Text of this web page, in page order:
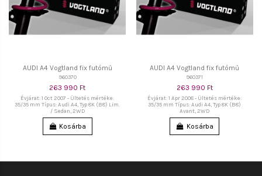
AUDI A4 Vogtland fix futómű
960370
263 990 Ft
Évjárat: 1 Oct 2007 - Ültetés mértéke:
35/35 mm Típus: Audi A4, Typ 8K (B8) Lim.
/ Sedan, 2WD
Kosárba
AUDI A4 Vogtland fix futómű
960371
263 990 Ft
Évjárat: 1 Apr 2008 - Ültetés mértéke:
35/35 mm Típus: Audi A4, Typ 8K (B8)
Avant, 2WD
Kosárba